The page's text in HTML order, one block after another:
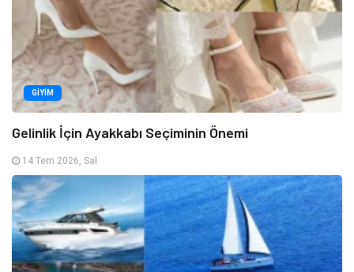
GIYIM
Gelinlik İçin Ayakkabı Seçiminin Önemi
14 Tem 2026, Sal